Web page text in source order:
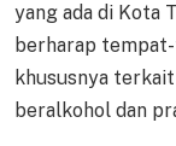
yang ada di Kota
berharap
khususnya
beralkohol dan